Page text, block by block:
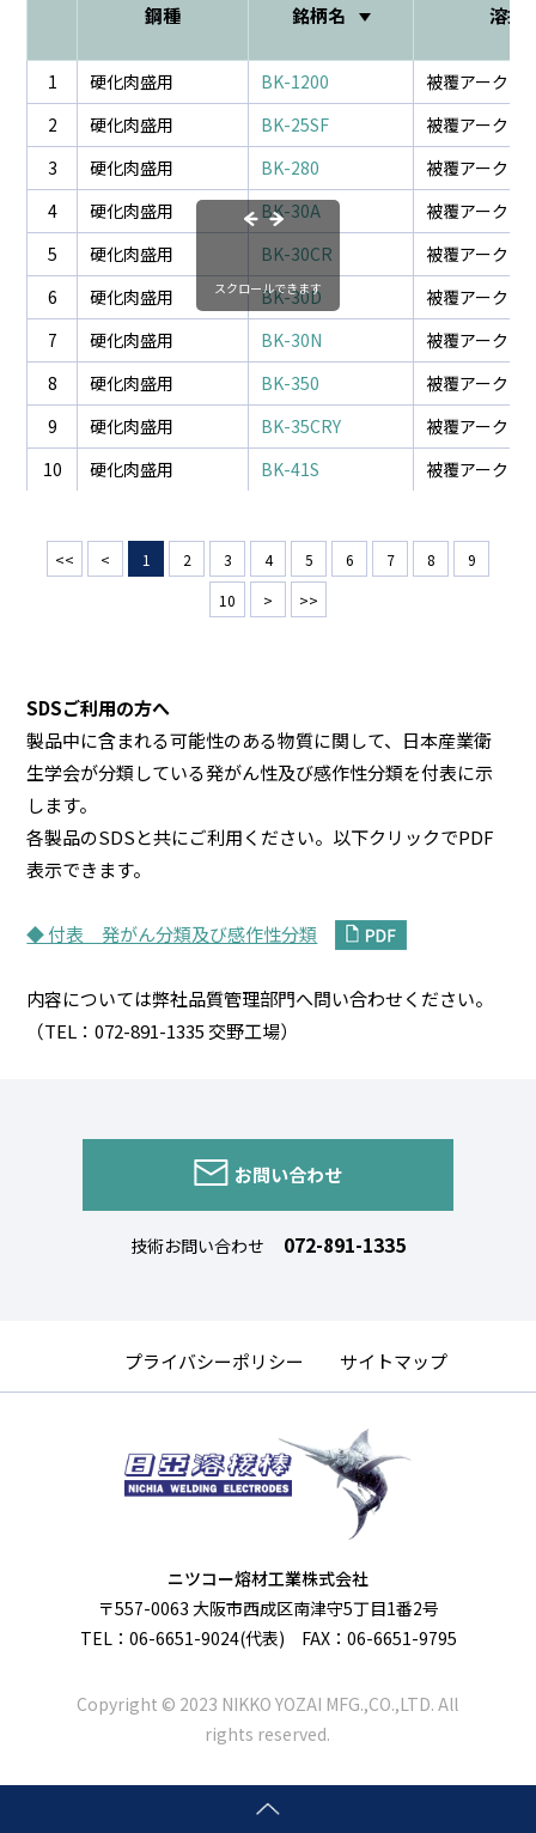
鋼種 銘柄名 溶接
1 硬化肉盛用 BK-1200
被覆アーク溶
2
硬化肉盛用 BK-25SF
被覆アーク溶
3
硬化肉盛用 BK-280
被覆アーク溶
4
硬化肉盛用 BK-30A
被覆アーク溶
5
硬化肉盛用 BK-30CR
被覆アーク溶
6
硬化肉盛用 BK-30D
被覆アーク溶
7
硬化肉盛用 BK-30N
被覆アーク溶
8
硬化肉盛用 BK-350
被覆アーク溶
9
硬化肉盛用 BK-35CRY
被覆アーク溶
10
硬化肉盛用 BK-41S 被覆アーク溶
スクロールできます
<< < 1 2 3 4 5 6 7 8
9
10
> >>
SDSご利用の方へ
製品中に含まれる可能性のある物質に関して、日本産業衛
生学会が分類している発がん性及び感作性分類を付表に示
します。
各製品のSDSと共にご利用ください。以下クリックでPDF
表示できます。
◆ 付表 発がん分類及び感作性分類
内容については弊社品質管理部門へ問い合わせください。
（TEL：072-891-1335 交野工場）
お問い合わせ
技術お問い合わせ 072-891-1335
プライバシーポリシー サイトマップ
ニツコー熔材工業株式会社
〒557-0063 大阪市西成区南津守5丁目1番2号
TEL：06-6651-9024(代表) FAX：06-6651-9795
Copyright © 2023 NIKKO YOZAI MFG.,CO.,LTD. All
rights reserved.